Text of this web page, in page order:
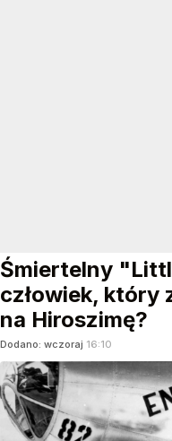
Śmiertelny
człowiek, który
na Hiroszimę?
Dodano: wczoraj 16:10